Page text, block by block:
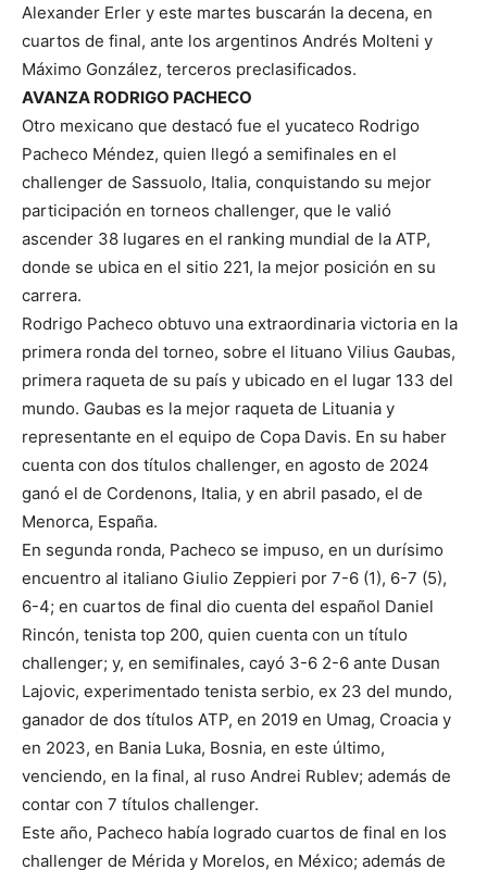
Alexander Erler y este martes buscarán la decena, en
cuartos de final, ante los argentinos Andrés Molteni y
Máximo González, terceros preclasificados.
AVANZA RODRIGO PACHECO
Otro mexicano que destacó fue el yucateco Rodrigo
Pacheco Méndez, quien llegó a semifinales en el
challenger de Sassuolo, Italia, conquistando su mejor
participación en torneos challenger, que le valió
ascender 38 lugares en el ranking mundial de la ATP,
donde se ubica en el sitio 221, la mejor posición en su
carrera.
Rodrigo Pacheco obtuvo una extraordinaria victoria en la
primera ronda del torneo, sobre el lituano Vilius Gaubas,
primera raqueta de su país y ubicado en el lugar 133 del
mundo. Gaubas es la mejor raqueta de Lituania y
representante en el equipo de Copa Davis. En su haber
cuenta con dos títulos challenger, en agosto de 2024
ganó el de Cordenons, Italia, y en abril pasado, el de
Menorca, España.
En segunda ronda, Pacheco se impuso, en un durísimo
encuentro al italiano Giulio Zeppieri por 7-6 (1), 6-7 (5),
6-4; en cuartos de final dio cuenta del español Daniel
Rincón, tenista top 200, quien cuenta con un título
challenger; y, en semifinales, cayó 3-6 2-6 ante Dusan
Lajovic, experimentado tenista serbio, ex 23 del mundo,
ganador de dos títulos ATP, en 2019 en Umag, Croacia y
en 2023, en Bania Luka, Bosnia, en este último,
venciendo, en la final, al ruso Andrei Rublev; además de
contar con 7 títulos challenger.
Este año, Pacheco había logrado cuartos de final en los
challenger de Mérida y Morelos, en México; además de